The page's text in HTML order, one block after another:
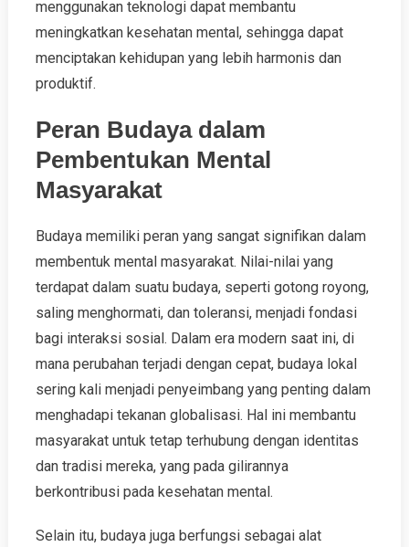
menggunakan teknologi dapat membantu
meningkatkan kesehatan mental, sehingga dapat
menciptakan kehidupan yang lebih harmonis dan
produktif.
Peran Budaya dalam
Pembentukan Mental
Masyarakat
Budaya memiliki peran yang sangat signifikan dalam
membentuk mental masyarakat. Nilai-nilai yang
terdapat dalam suatu budaya, seperti gotong royong,
saling menghormati, dan toleransi, menjadi fondasi
bagi interaksi sosial. Dalam era modern saat ini, di
mana perubahan terjadi dengan cepat, budaya lokal
sering kali menjadi penyeimbang yang penting dalam
menghadapi tekanan globalisasi. Hal ini membantu
masyarakat untuk tetap terhubung dengan identitas
dan tradisi mereka, yang pada gilirannya
berkontribusi pada kesehatan mental.
Selain itu, budaya juga berfungsi sebagai alat